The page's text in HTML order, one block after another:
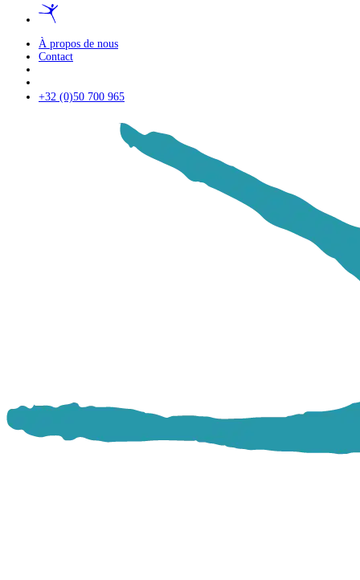
À propos de nous
Contact
+32 (0)50 700 965